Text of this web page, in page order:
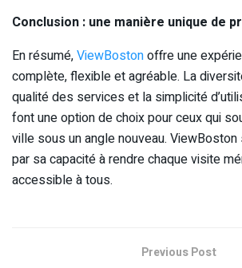
Conclusion : une manière unique de
En résumé,ViewBostonoffre une
complète, flexible et agréable. La
qualité des services et la simplicité
font une option de choix pour ceux qui
ville sous un angle nouveau.
par sa capacité à rendre chaque visite
accessible à tous.
Previous Post